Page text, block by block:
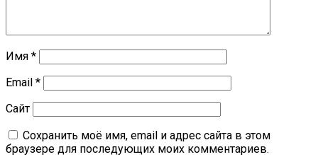
Имя *
Email *
Сайт
Сохранить моё имя, email и адрес сайта в этом
браузере для последующих моих комментариев.